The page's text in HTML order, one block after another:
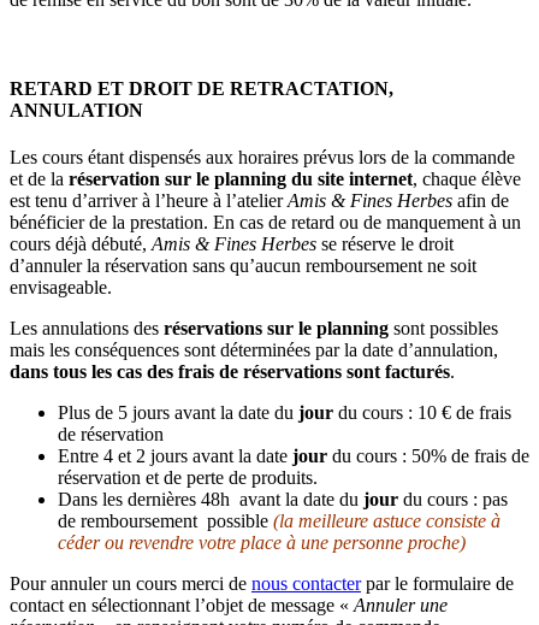
RETARD ET DROIT DE RETRACTATION,
ANNULATION
Les cours étant dispensés aux horaires prévus lors de la commande
et de la réservation sur le planning du site internet, chaque élève
est tenu d’arriver à l’heure à l’atelierAmis & Fines Herbes afin de
bénéficier de la prestation. En cas de retard ou de manquement à un
cours déjà débuté, Amis & Fines Herbes se réserve le droit
d’annuler la réservation sans qu’aucun remboursement ne soit
envisageable.
Les annulations des réservations sur le planning sont possibles
mais les conséquences sont déterminées par la date d’annulation,
dans tous les cas des frais de réservations sont facturés.
Plus de 5 jours avant la date du jour du cours : 10 € de frais
de réservation
Entre 4 et 2 jours avant la date jour du cours : 50% de frais de
réservation et de perte de produits.
Dans les dernières 48h avant la date du jour du cours : pas
de remboursement possible (la meilleure astuce consiste à
céder ou revendre votre place à une personne proche)
Pour annuler un cours merci de nous contacterpar le formulaire de
contact en sélectionnant l’objet de message « Annuler une